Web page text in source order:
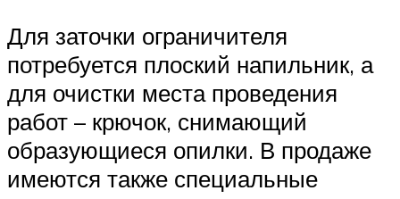
Для заточки ограничителя
потребуется плоский напильник, а
для очистки места проведения
работ – крючок, снимающий
образующиеся опилки. В продаже
имеются также специальные